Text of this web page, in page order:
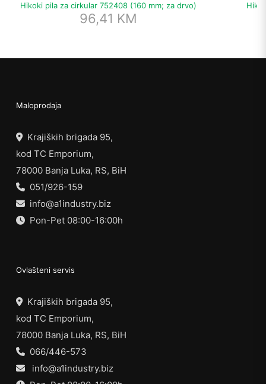
Hikoki pila za cirkular 752408 (160 mm; za drvo)
96,41 KM
Maloprodaja
Krajiških brigada 95,
kod TC Emporium,
78000 Banja Luka, RS, BiH
051/926-159
info@a1industry.biz
Pon-Pet 08:00-16:00h
Ovlašteni servis
Krajiških brigada 95,
kod TC Emporium,
78000 Banja Luka, RS, BiH
066/446-573
info@a1industry.biz